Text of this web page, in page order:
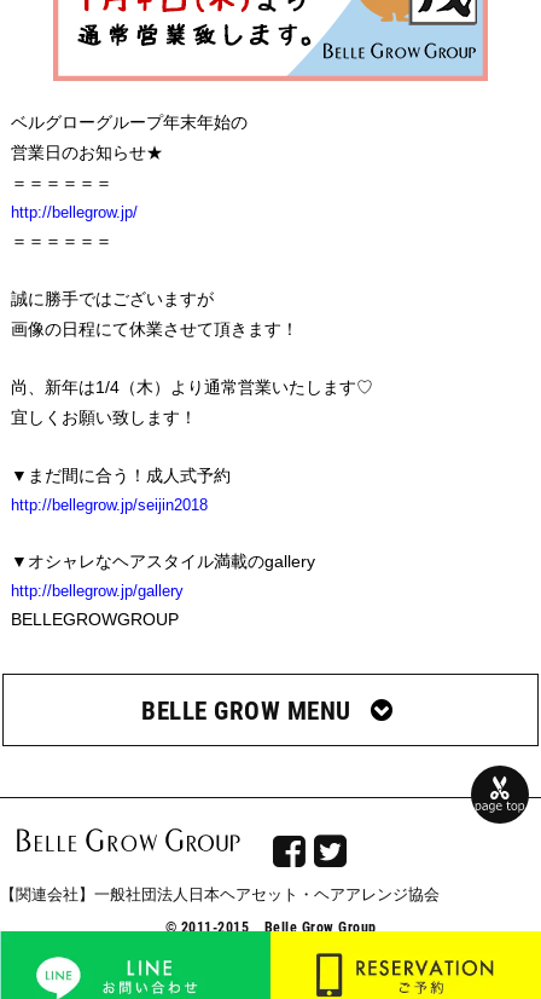
ベルグローグループ年末年始の
営業日のお知らせ★
＝＝＝＝＝＝
http://bellegrow.jp/
＝＝＝＝＝＝
誠に勝手ではございますが
画像の日程にて休業させて頂きます！
尚、新年は1/4（木）より通常営業いたします♡
宜しくお願い致します！
▼まだ間に合う！成人式予約
http://bellegrow.jp/seijin2018
▼オシャレなヘアスタイル満載のgallery
http://bellegrow.jp/gallery
BELLEGROWGROUP
BELLE GROW MENU
 
【関連会社】一般社団法人日本ヘアセット・ヘアアレンジ協会
© 2011-2015 Belle Grow Group